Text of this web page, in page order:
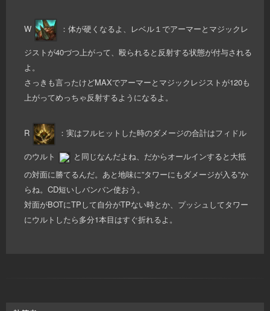
W ：体が硬くなるよ、レベル１でアーマーとマジックレ
ジストが40づつ上がって、殴られると反射する状態が付与される
よ。
さっきも言ったけどMAXでアーマーとマジックレジストが120も
上がってめっちゃ反射するようになるよ。
R ：実はフルヒットした時のダメージの合計はフィドル
のウルト
と同じなんだよね、だからオールインすると大抵
の対面に勝てるんだ。あと地味に”タワーにもダメージが入る”か
らね。CD短いしバンバン使おう。
対面がBOTにTPして自分がTPない時とか、プッシュしてタワー
にウルトしたら多分1本目はすぐ折れるよ。